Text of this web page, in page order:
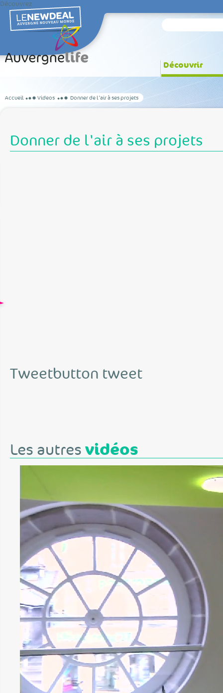
Découvrez
Découvrir
Accueil Videos Donner de l'air à ses projets
Donner de l'air à ses projets
Tweetbutton tweet
Les autres vidéos